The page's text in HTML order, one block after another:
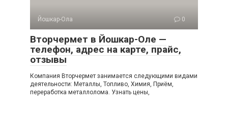
Йошкар-Ола 0
Вторчермет в Йошкар-Оле —
телефон, адрес на карте, прайс,
отзывы
Компания Вторчермет занимается следующими видами
деятельности: Металлы, Топливо, Химия, Приём,
переработка металлолома. Узнать цены,